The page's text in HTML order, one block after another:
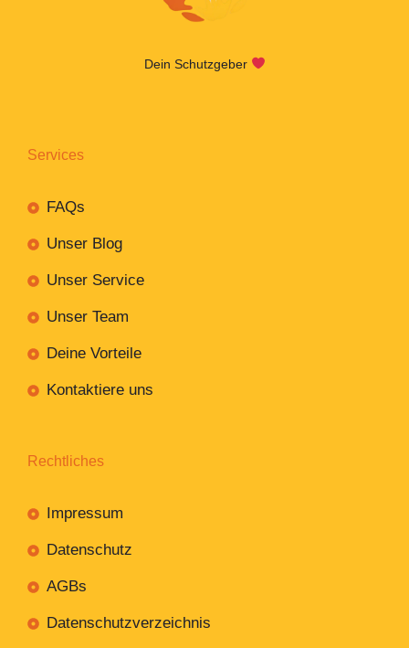
Dein Schutzgeber
Services
FAQs
Unser Blog
Unser Service
Unser Team
Deine Vorteile
Kontaktiere uns
Rechtliches
Impressum
Datenschutz
AGBs
Datenschutzverzeichnis